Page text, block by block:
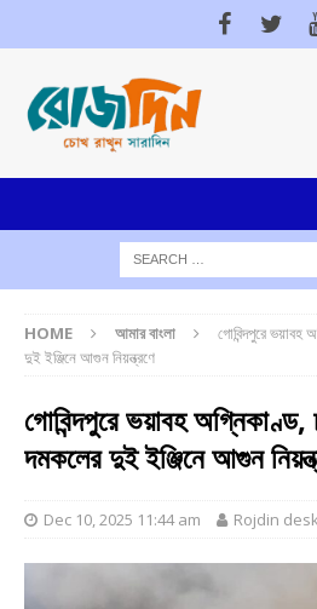
HOME আমার বাংলা
গোবিন্দপুরে
দুই ইঞ্জিনে আগুন নিয়ন্ত্রণে
গোবিন্দপুরে ভয়াবহ
দমকলের দুই ইঞ্জিনে আগুন
Dec 10, 2025 11:44 am Rojdin desk